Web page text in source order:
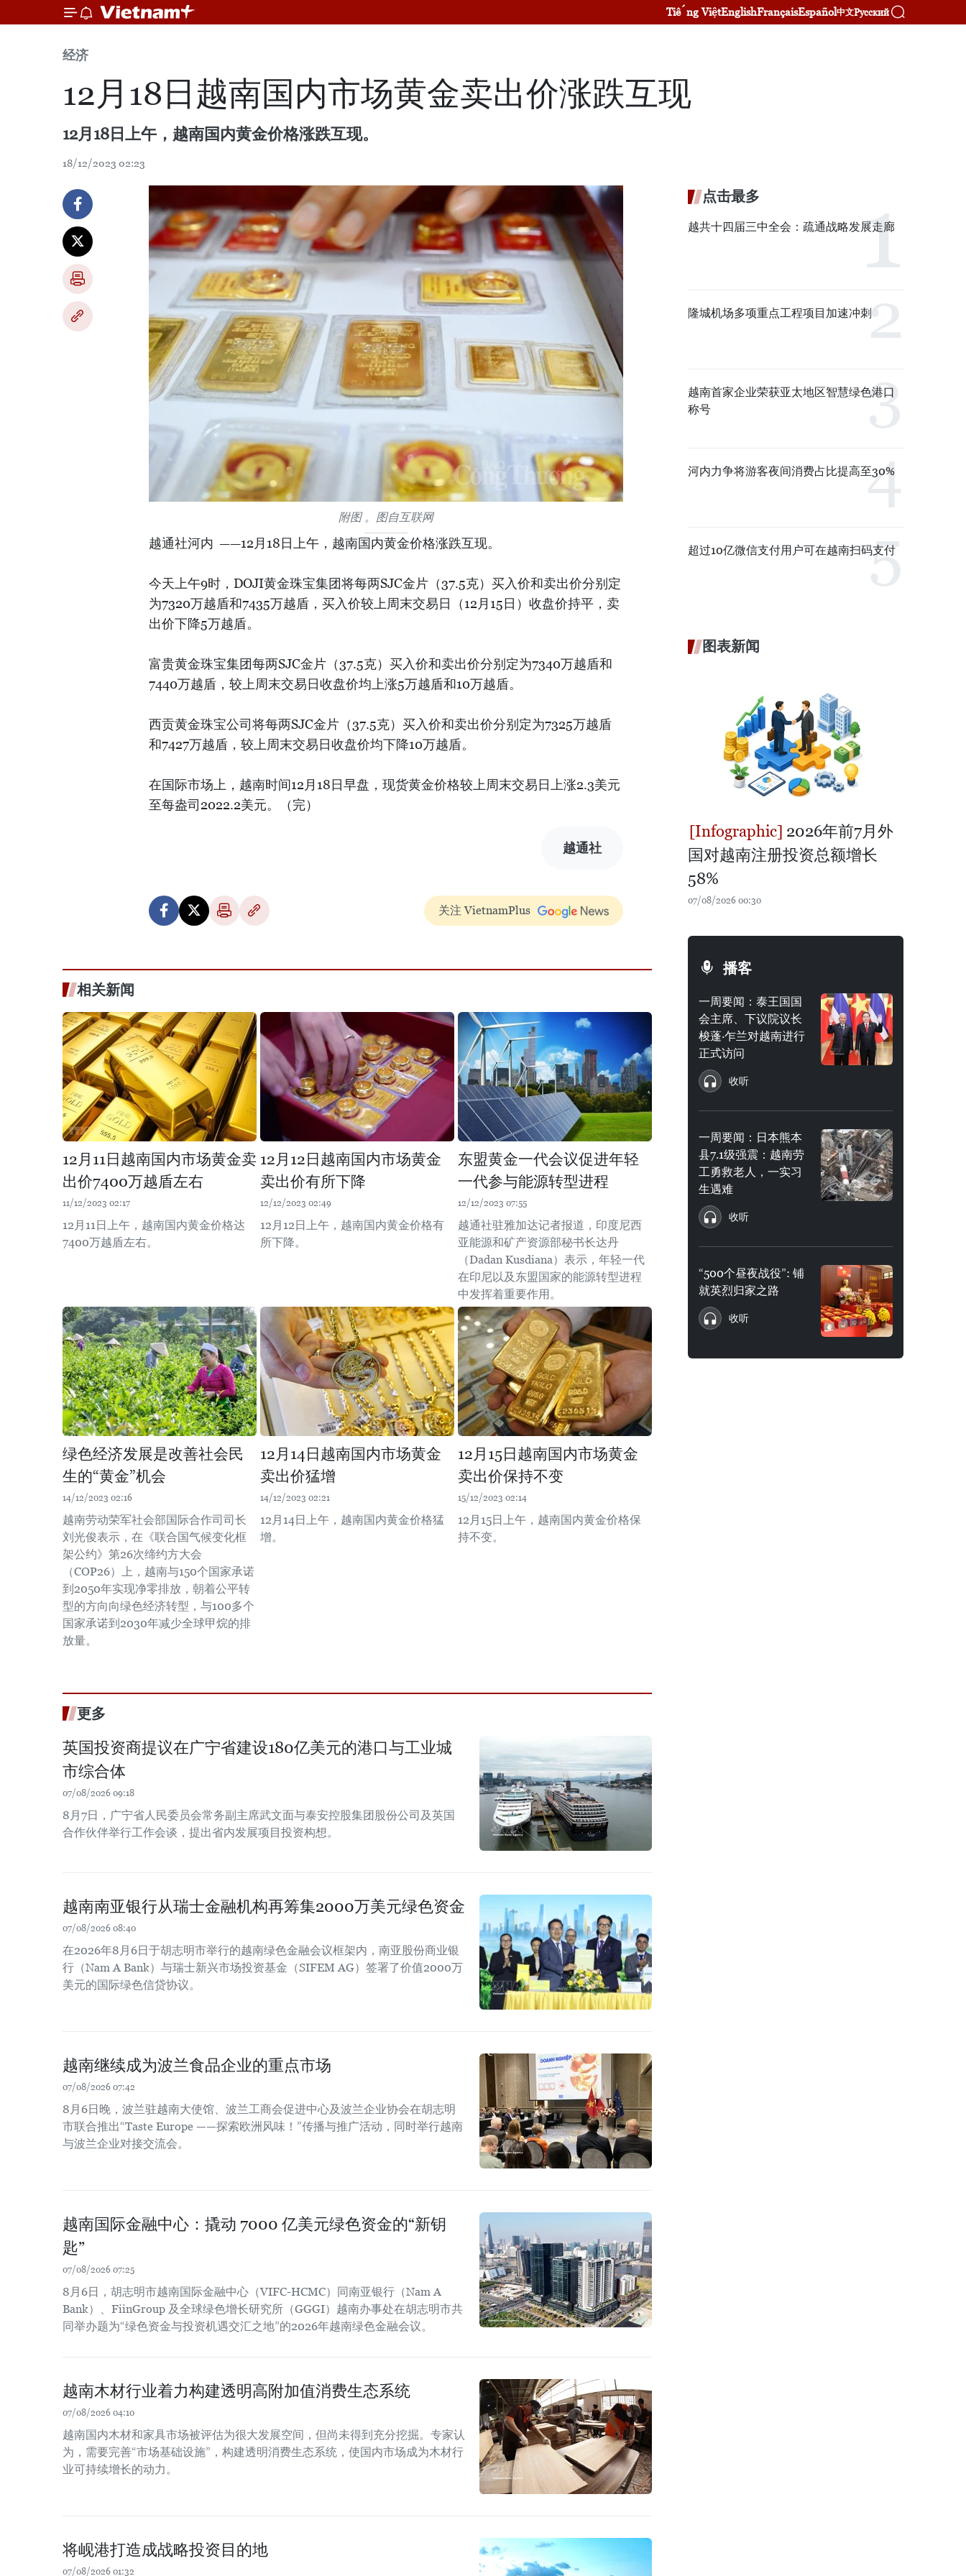
Tiếng ViệtEnglishFrançaisEspañol中文Русский
经济
12月18日越南国内市场黄金卖出价涨跌互现
12月18日上午，越南国内黄金价格涨跌互现。
18/12/2023 02:23
附图 。图自互联网
越通社河内 ——12月18日上午，越南国内黄金价格涨跌互现。
今天上午9时，DOJI黄金珠宝集团将每两SJC金片（37.5克）买入价和卖出价分别定
为7320万越盾和7435万越盾，买入价较上周末交易日（12月15日）收盘价持平，卖
出价下降5万越盾。
富贵黄金珠宝集团每两SJC金片（37.5克）买入价和卖出价分别定为7340万越盾和
7440万越盾，较上周末交易日收盘价均上涨5万越盾和10万越盾。
西贡黄金珠宝公司将每两SJC金片（37.5克）买入价和卖出价分别定为7325万越盾
和7427万越盾，较上周末交易日收盘价均下降10万越盾。
在国际市场上，越南时间12月18日早盘，现货黄金价格较上周末交易日上涨2.3美元
至每盎司2022.2美元。（完）
越通社
关注 VietnamPlus
相关新闻
12月11日越南国内市场黄金卖
出价7400万越盾左右
11/12/2023 02:17
12月11日上午，越南国内黄金价格达
7400万越盾左右。
12月12日越南国内市场黄金
卖出价有所下降
12/12/2023 02:49
12月12日上午，越南国内黄金价格有
所下降。
东盟黄金一代会议促进年轻
一代参与能源转型进程
12/12/2023 07:55
越通社驻雅加达记者报道，印度尼西
亚能源和矿产资源部秘书长达丹
（Dadan Kusdiana）表示，年轻一代
在印尼以及东盟国家的能源转型进程
中发挥着重要作用。
绿色经济发展是改善社会民
生的“黄金”机会
14/12/2023 02:16
越南劳动荣军社会部国际合作司司长
刘光俊表示，在《联合国气候变化框
架公约》第26次缔约方大会
（COP26）上，越南与150个国家承诺
到2050年实现净零排放，朝着公平转
型的方向向绿色经济转型，与100多个
国家承诺到2030年减少全球甲烷的排
放量。
12月14日越南国内市场黄金
卖出价猛增
14/12/2023 02:21
12月14日上午，越南国内黄金价格猛
增。
12月15日越南国内市场黄金
卖出价保持不变
15/12/2023 02:14
12月15日上午，越南国内黄金价格保
持不变。
更多
英国投资商提议在广宁省建设180亿美元的港口与工业城
市综合体
07/08/2026 09:18
8月7日，广宁省人民委员会常务副主席武文面与泰安控股集团股份公司及英国
合作伙伴举行工作会谈，提出省内发展项目投资构想。
越南南亚银行从瑞士金融机构再筹集2000万美元绿色资金
07/08/2026 08:40
在2026年8月6日于胡志明市举行的越南绿色金融会议框架内，南亚股份商业银
行（Nam A Bank）与瑞士新兴市场投资基金（SIFEM AG）签署了价值2000万
美元的国际绿色信贷协议。
越南继续成为波兰食品企业的重点市场
07/08/2026 07:42
8月6日晚，波兰驻越南大使馆、波兰工商会促进中心及波兰企业协会在胡志明
市联合推出“Taste Europe ——探索欧洲风味！”传播与推广活动，同时举行越南
与波兰企业对接交流会。
越南国际金融中心：撬动 7000 亿美元绿色资金的“新钥
匙”
07/08/2026 07:25
8月6日，胡志明市越南国际金融中心（VIFC-HCMC）同南亚银行（Nam A
Bank）、FiinGroup 及全球绿色增长研究所（GGGI）越南办事处在胡志明市共
同举办题为“绿色资金与投资机遇交汇之地”的2026年越南绿色金融会议。
越南木材行业着力构建透明高附加值消费生态系统
07/08/2026 04:10
越南国内木材和家具市场被评估为很大发展空间，但尚未得到充分挖掘。专家认
为，需要完善“市场基础设施”，构建透明消费生态系统，使国内市场成为木材行
业可持续增长的动力。
将岘港打造成战略投资目的地
07/08/2026 01:32
点击最多
越共十四届三中全会：疏通战略发展走廊
隆城机场多项重点工程项目加速冲刺
越南首家企业荣获亚太地区智慧绿色港口
称号
河内力争将游客夜间消费占比提高至30%
超过10亿微信支付用户可在越南扫码支付
图表新闻
2026年前7月外
国对越南注册投资总额增长
58%
07/08/2026 00:30
播客
一周要闻：泰王国国
会主席、下议院议长
梭蓬·乍兰对越南进行
正式访问
收听
一周要闻：日本熊本
县7.1级强震：越南劳
工勇救老人，一实习
生遇难
收听
“500个昼夜战役”: 铺
就英烈归家之路
收听